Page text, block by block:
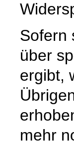
Sofern
über
ergibt,
mehr